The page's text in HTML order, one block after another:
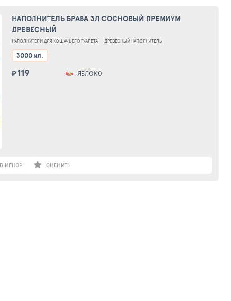
НАПОЛНИТЕЛЬ БРАВА 3Л СОСНОВЫЙ ПРЕМИУМ
ДРЕВЕСНЫЙ
НАПОЛНИТЕЛИ ДЛЯ КОШАЧЬЕГО ТУАЛЕТА ДРЕВЕСНЫЙ НАПОЛНИТЕЛЬ
3000 мл.
₽ 119 ЯБЛОКО
В ИГНОР ОЦЕНИТЬ